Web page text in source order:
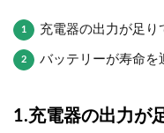
充電器の出力が足り
バッテリーが寿命を
1.充電器の出力が